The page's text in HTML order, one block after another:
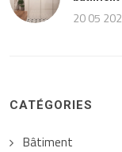
20 05
CATÉGORIES
Bâtiment